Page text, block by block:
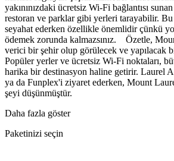
yakınınızdaki ücretsiz Wi-Fi bağlantısı
restoran ve parklar gibi yerleri tarayabilir.
seyahat ederken özellikle önemlidir çünkü
ödemek zorunda kalmazsınız. Özetle,
verici bir şehir olup görülecek ve yapılacak
Popüler yerler ve ücretsiz Wi-Fi noktaları,
harika bir destinasyon haline getirir. Laurel
ya da Funplex'i ziyaret ederken, Mount
şeyi düşünmüştür.
Daha fazla göster
Paketinizi seçin